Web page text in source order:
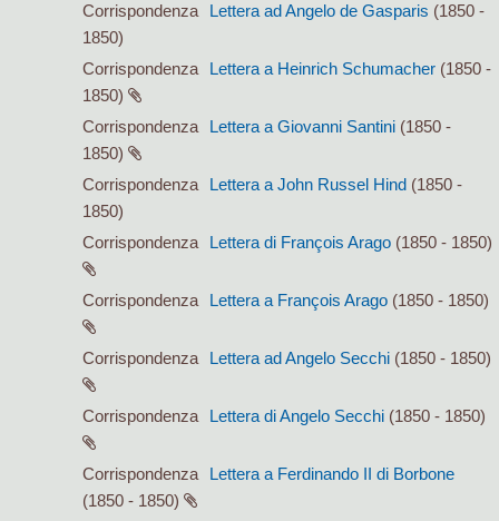
Corrispondenza
Lettera ad Angelo de Gasparis (1850 -
1850)
Corrispondenza
Lettera a Heinrich Schumacher (1850 -
1850)
Corrispondenza
Lettera a Giovanni Santini (1850 -
1850)
Corrispondenza
Lettera a John Russel Hind (1850 -
1850)
Corrispondenza
Lettera di François Arago (1850 - 1850)
Corrispondenza Lettera a François Arago (1850 - 1850)
Corrispondenza Lettera ad Angelo Secchi (1850 - 1850)
Corrispondenza Lettera di Angelo Secchi (1850 - 1850)
Corrispondenza
Lettera a Ferdinando II di Borbone
(1850 - 1850)